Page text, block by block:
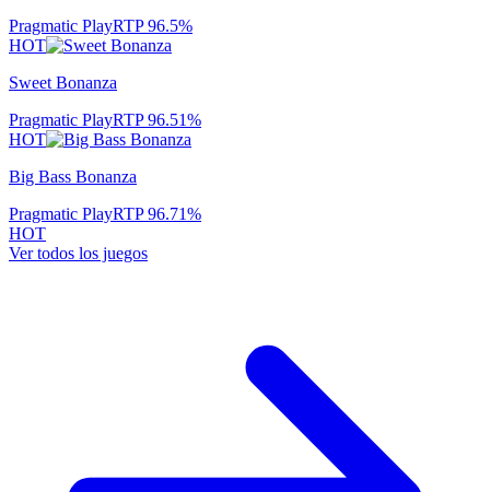
Pragmatic PlayRTP96.5%
HOT
Sweet Bonanza
Pragmatic PlayRTP96.51%
HOT
Big Bass Bonanza
Pragmatic PlayRTP96.71%
HOT
Ver todos los juegos